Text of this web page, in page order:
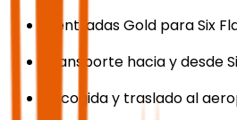
5 entradas Gold para Six
Transporte hacia y desde
Recogida y traslado al